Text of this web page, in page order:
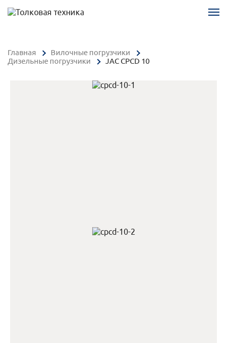
Главная
Вилочные погрузчики
Дизельные погрузчики
JAC CPCD 10